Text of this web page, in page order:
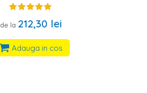
de la 212,30 lei
Adauga in cos